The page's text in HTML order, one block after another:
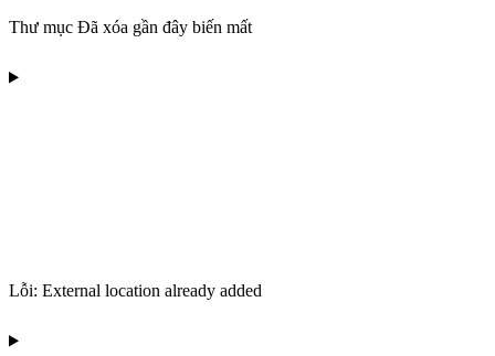
Thư mục Đã xóa gần đây biến mất
Lỗi: External location already added